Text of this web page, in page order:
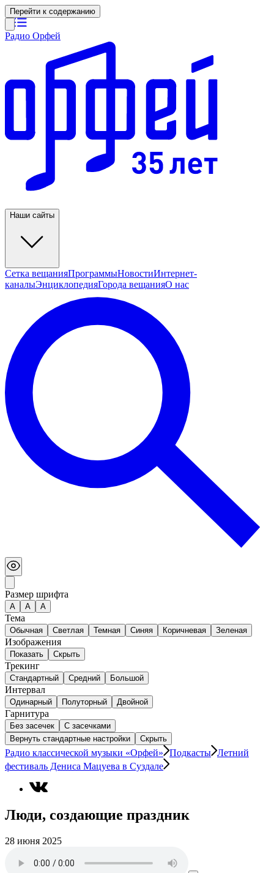
Перейти к содержанию
Радио Орфей
Наши сайты
Сетка вещанияПрограммыНовостиИнтернет-
каналыЭнциклопедияГорода вещанияО нас
Размер шрифта
А A A
Тема
Обычная Светлая Темная Синяя Коричневая Зеленая
Изображения
Показать Скрыть
Трекинг
Стандартный Средний Большой
Интервал
Одинарный Полуторный Двойной
Гарнитура
Без засечек
С засечками
Вернуть стандартные настройки
Скрыть
Радио классической музыки «Орфей» Подкасты Летний
фестиваль Дениса Мацуева в Суздале
Люди, создающие праздник
28 июня 2025